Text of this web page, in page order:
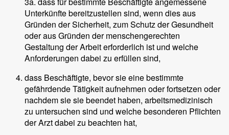
Unterkünfte bereitzustellen sind, wenn dies aus
Gründen der Sicherheit, zum Schutz der Gesundheit
oder aus Gründen der menschengerechten
Gestaltung der Arbeit erforderlich ist und welche
Anforderungen dabei zu erfüllen sind,
dass Beschäftigte, bevor sie eine bestimmte
gefährdende Tätigkeit aufnehmen oder fortsetzen oder
nachdem sie sie beendet haben, arbeitsmedizinisch
zu untersuchen sind und welche besonderen Pflichten
der Arzt dabei zu beachten hat,